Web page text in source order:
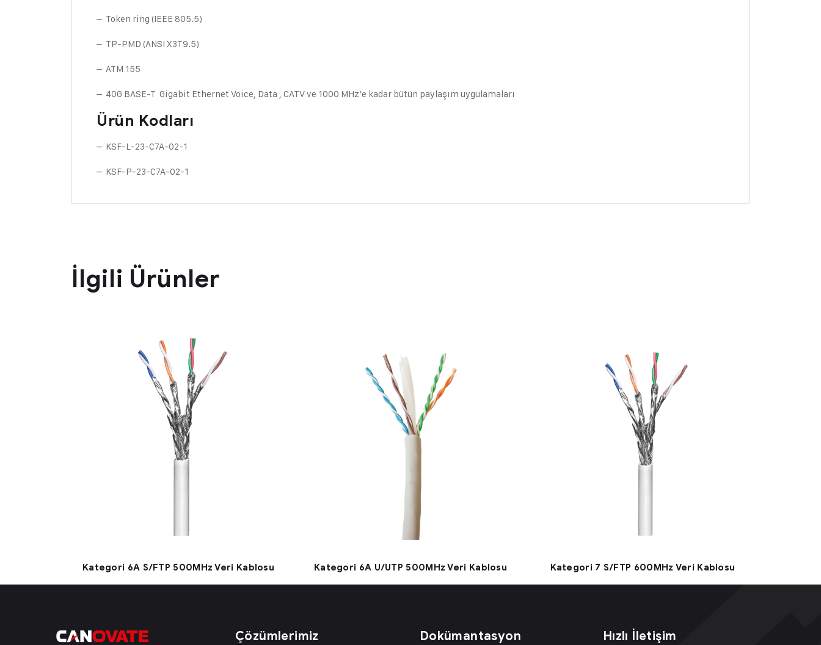
– Token ring (IEEE 805.5)
– TP-PMD (ANSI X3T9.5)
– ATM 155
– 40G BASE-T Gigabit Ethernet Voice, Data , CATV ve 1000 MHz’e kadar bütün paylaşım uygulamaları
Ürün Kodları
– KSF-L-23-C7A-02-1
– KSF-P-23-C7A-02-1
İlgili Ürünler
Kategori 6A S/FTP 500MHz Veri Kablosu Kategori 6A U/UTP 500MHz Veri Kablosu Kategori 7 S/FTP 600MHz Veri Kablosu
Çözümlerimiz Dokümantasyon Hızlı İletişim